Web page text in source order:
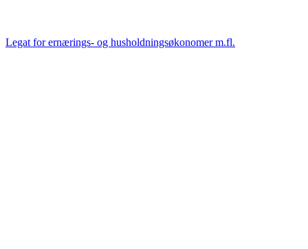
Legat for ernærings- og husholdningsøkonomer m.fl.